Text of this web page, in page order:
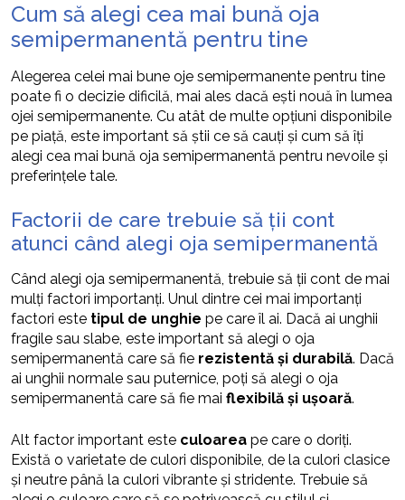
Cum să alegi cea mai bună oja
semipermanentă pentru tine
Alegerea celei mai bune oje semipermanente pentru tine
poate fi o decizie dificilă, mai ales dacă ești nouă în lumea
ojei semipermanente. Cu atât de multe opțiuni disponibile
pe piață, este important să știi ce să cauți și cum să îți
alegi cea mai bună oja semipermanentă pentru nevoile și
preferințele tale.
Factorii de care trebuie să ții cont
atunci când alegi oja semipermanentă
Când alegi oja semipermanentă, trebuie să ții cont de mai
mulți factori importanți. Unul dintre cei mai importanți
factori este tipul de unghie pe care îl ai. Dacă ai unghii
fragile sau slabe, este important să alegi o oja
semipermanentă care să fie rezistentă și durabilă. Dacă
ai unghii normale sau puternice, poți să alegi o oja
semipermanentă care să fie mai flexibilă și ușoară.
Alt factor important este culoarea pe care o doriți.
Există o varietate de culori disponibile, de la culori clasice
și neutre până la culori vibrante și stridente. Trebuie să